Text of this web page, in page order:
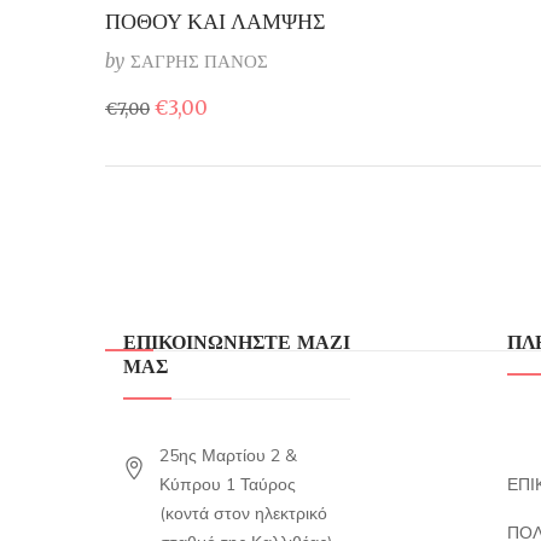
ΠΟΘΟΥ ΚΑΙ ΛΑΜΨΗΣ
by ΣΑΓΡΗΣ ΠΑΝΟΣ
€7,00 Original
price
€7,00.
€3,00
είναι:
ΕΠΙΚΟΙΝΩΝΗΣΤΕ ΜΑΖΙ
ΜΑΣ
25ης Μαρτίου 2 &
Κύπρου 1 Ταύρος
(κοντά στον ηλεκτρικό